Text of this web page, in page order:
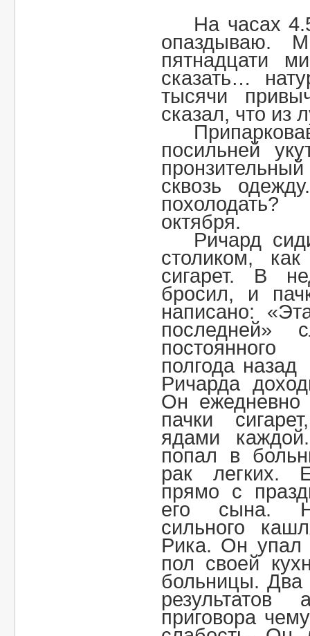
На часах
опаздываю.
пятнадцати
сказать…
тысячи
сказал, что из
посильней
сквозь
октября.
Ричард
столиком,
сигарет. В
бросил, и
написано:
последней»
полгода
Ричарда
Он ежедневно
пачки
ядами
попал в
рак легких.
прямо с
его сына.
сильного
Рика. Он упал
пол своей
больницы.
приговора